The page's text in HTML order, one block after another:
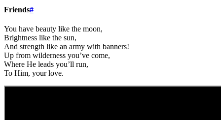
Friends#
You have beauty like the moon,
Brightness like the sun,
And strength like an army with banners!
Up from wilderness you’ve come,
Where He leads you’ll run,
To Him, your love.